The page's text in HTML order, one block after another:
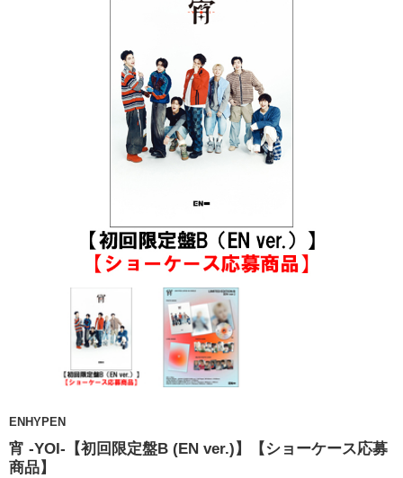
ENHYPEN
宵 -YOI-【初回限定盤B (EN ver.)】【ショーケース応募
商品】